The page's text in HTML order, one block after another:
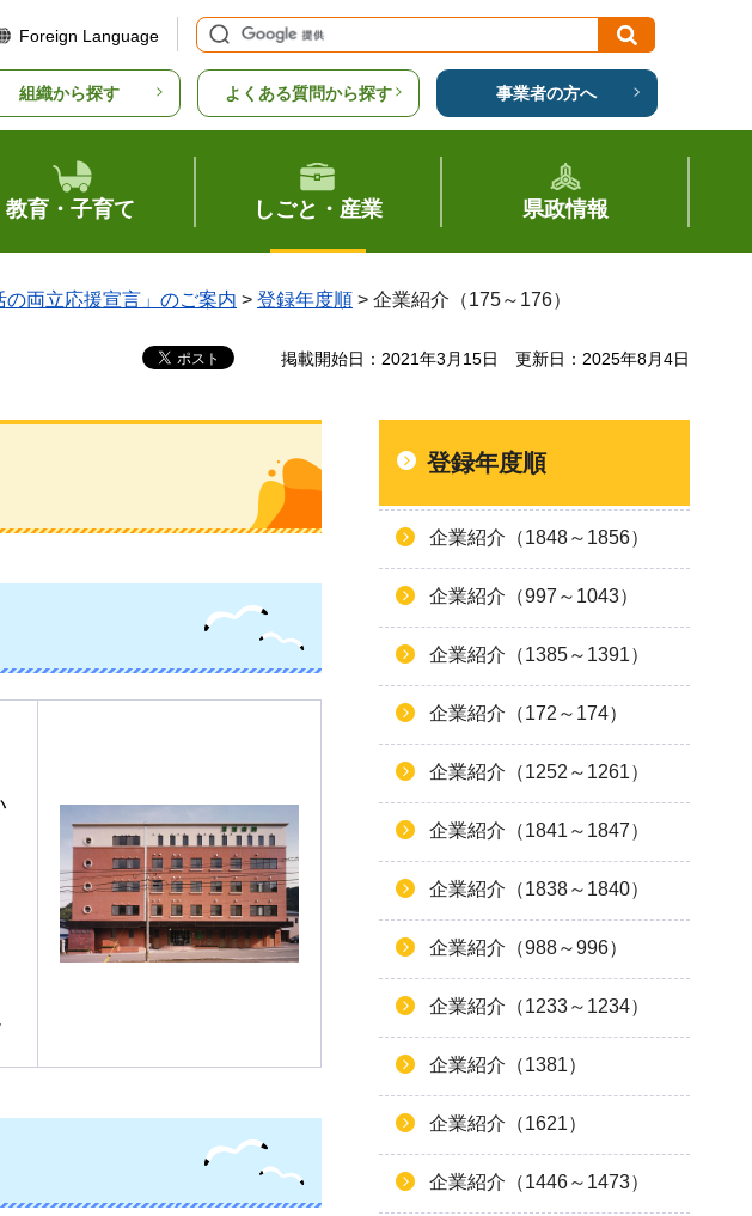
Foreign Language
組織から探す よくある質問から探す 事業者の方へ
教育・子育て しごと・産業 県政情報
の両立応援宣言」のご案内 > 登録年度順 > 企業紹介（175～176）
掲載開始日：2021年3月15日 更新日：2025年8月4日
登録年度順
企業紹介（1848～1856）
企業紹介（997～1043）
企業紹介（1385～1391）
企業紹介（172～174）
企業紹介（1252～1261）
企業紹介（1841～1847）
企業紹介（1838～1840）
企業紹介（988～996）
企業紹介（1233～1234）
企業紹介（1381）
企業紹介（1621）
企業紹介（1446～1473）